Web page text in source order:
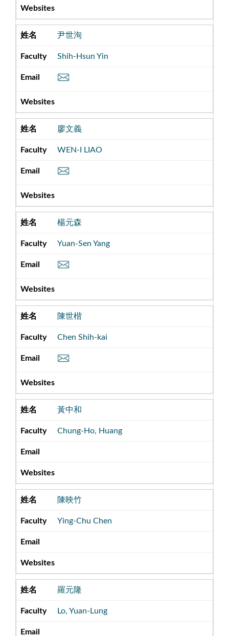
尹世洵
Shih-Hsun Yin
廖文義
WEN-I LIAO
楊元森
Yuan-Sen Yang
陳世楷
Chen Shih-kai
黃中和
Chung-Ho, Huang
陳映竹
Ying-Chu Chen
羅元隆
Lo, Yuan-Lung